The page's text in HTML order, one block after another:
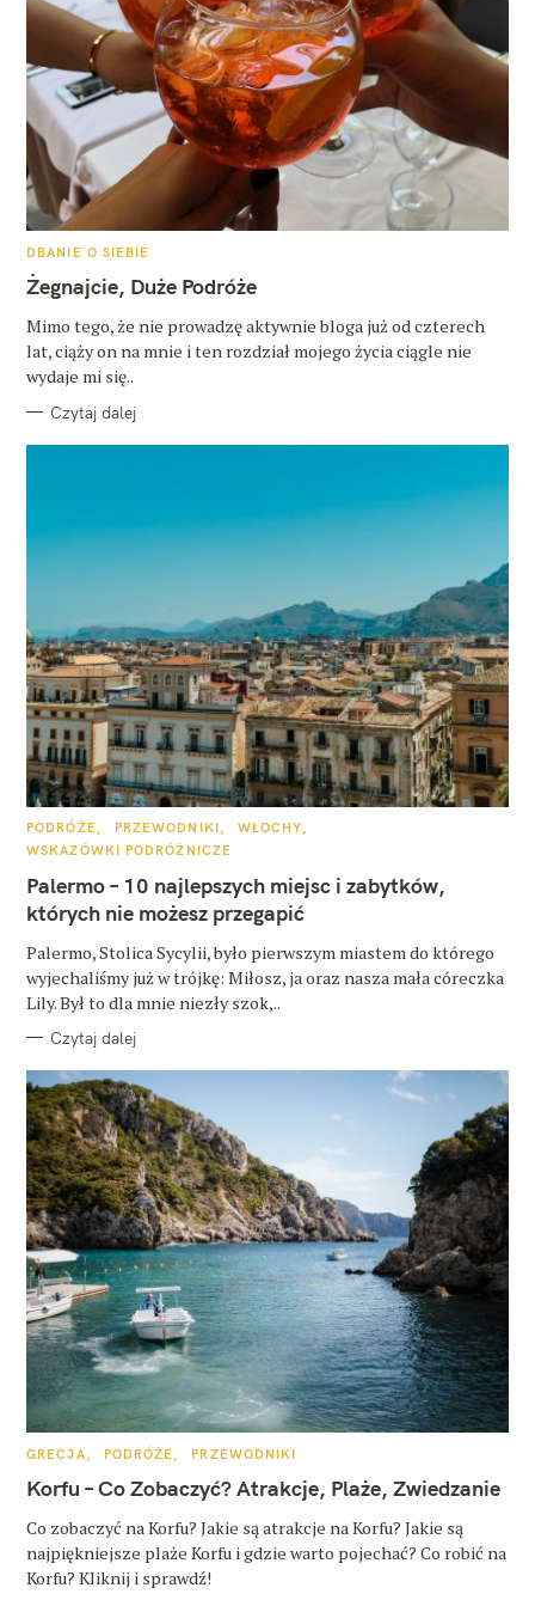
K
T
E
O
R
I
DBANIE O SIEBIE
Żegnajcie, Duże Podróże
Mimo tego, że nie prowadzę aktywnie bloga już od czterech
lat, ciąży on na mnie i ten rozdział mojego życia ciągle nie
wydaje mi się..
Czytaj dalej
K
T
G
O
R
PODRÓŻE PRZEWODNIKI
WŁOCHY
WSKAZÓWKI PODRÓŻNICZE
Palermo – 10 najlepszych miejsc i zabytków,
których nie możesz przegapić
Palermo, Stolica Sycylii, było pierwszym miastem do którego
wyjechaliśmy już w trójkę: Miłosz, ja oraz nasza mała córeczka
Lily. Był to dla mnie niezły szok,..
Czytaj dalej
K
T
E
O
R
I
GRECJA PODRÓŻE PRZEWODNIKI
Korfu – Co Zobaczyć? Atrakcje, Plaże, Zwiedzanie
Co zobaczyć na Korfu? Jakie są atrakcje na Korfu? Jakie są
najpiękniejsze plaże Korfu i gdzie warto pojechać? Co robić na
Korfu? Kliknij i sprawdź!